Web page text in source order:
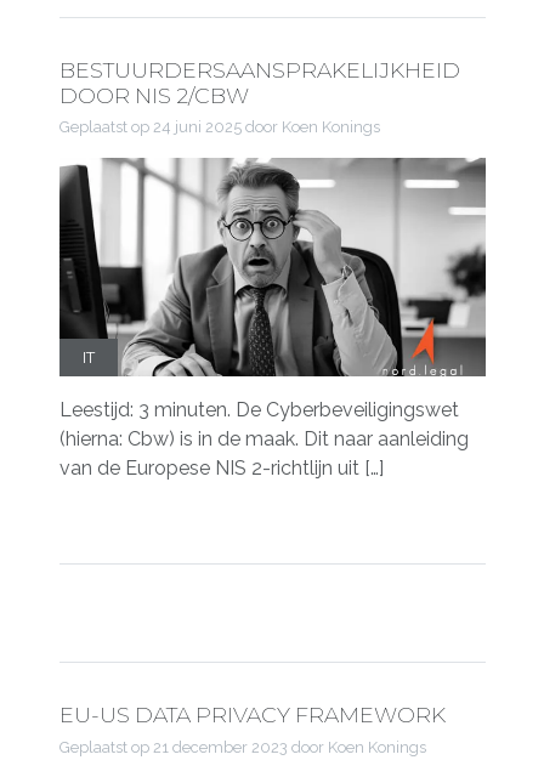
BESTUURDERSAANSPRAKELIJKHEID
DOOR NIS 2/CBW
Geplaatst op 24 juni 2025door Koen Konings
IT
Leestijd: 3 minuten. De Cyberbeveiligingswet
(hierna: Cbw) is in de maak. Dit naar aanleiding
van de Europese NIS 2-richtlijn uit […]
EU-US DATA PRIVACY FRAMEWORK
Geplaatst op 21 december 2023 door Koen Konings